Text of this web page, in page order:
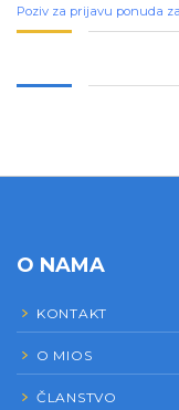
Poziv za prijavu ponuda
O NAMA
KONTAKT
O MIOS
ČLANSTVO